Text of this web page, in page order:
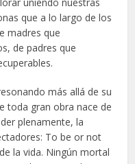
que a lo largo de los
madres que
de padres que
más allá de su
toda gran obra nace de
plenamente, la
To be or not
la vida. Ningún mortal